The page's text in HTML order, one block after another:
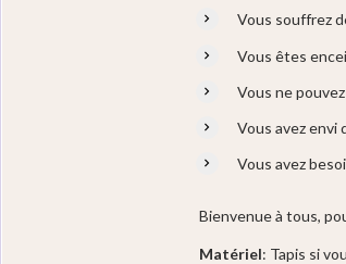
Vous souffrez
Vous êtes
Vous ne
Vous avez envi
Vous avez
Bienvenue à tous,
Matériel: Tapis si